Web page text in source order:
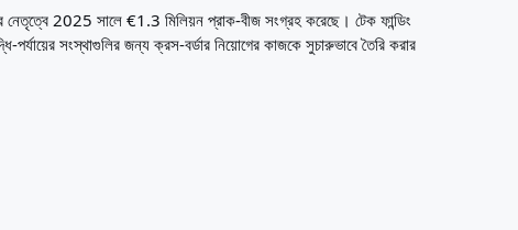
নেতৃত্বে 2025 সালে €1.3 মিলিয়ন প্রাক-বীজ সংগ্রহ করেছে। টেক ফান্ডিং
সংস্থাগুলির জন্য ক্রস-বর্ডার নিয়োগের কাজকে সুচারুভাবে তৈরি করার